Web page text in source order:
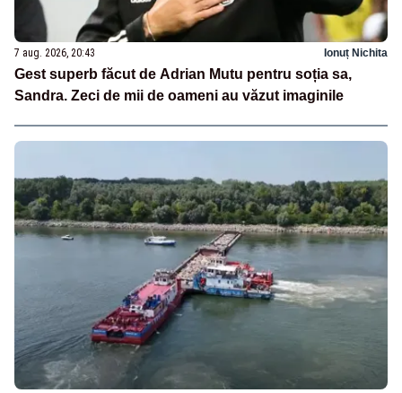
7 aug. 2026, 20:43 Ionuț Nichita
Gest superb făcut de Adrian Mutu pentru soția sa,
Sandra. Zeci de mii de oameni au văzut imaginile